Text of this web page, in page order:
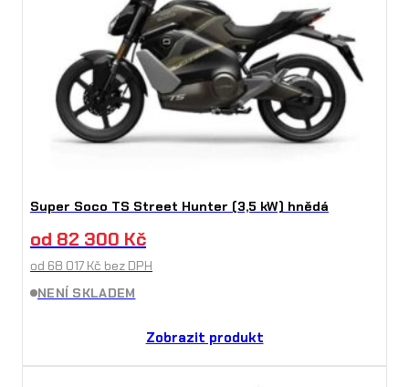
Super Soco TS Street Hunter (3,5 kW) hnědá
od 82 300 Kč
od 68 017 Kč bez DPH
NENÍ SKLADEM
Zobrazit produkt